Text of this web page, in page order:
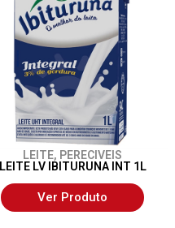
LEITE, PERECIVEIS
LEITE LV IBITURUNA INT 1L
Ver Produto